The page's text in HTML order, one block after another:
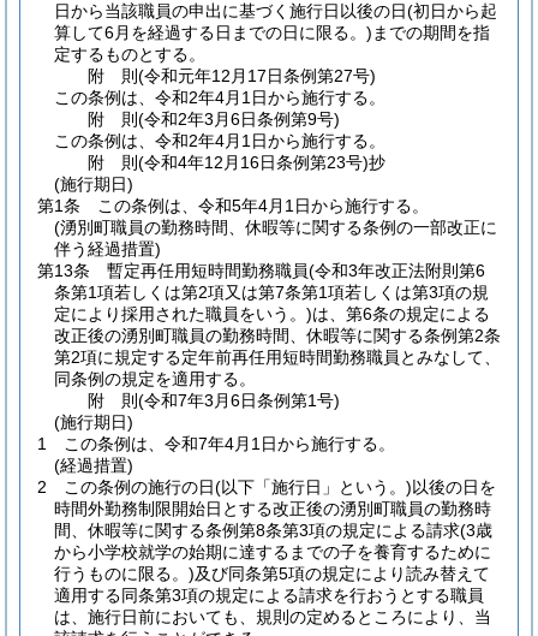
日から当該職員の申出に基づく施行日以後の日(初日から起
算して6月を経過する日までの日に限る。) までの期間を指
定するものとする。
附 則(令和元年12月17日条例第27号)
この条例は、令和2年4月1日から施行する。
附 則(令和2年3月6日条例第9号)
この条例は、令和2年4月1日から施行する。
附 則(令和4年12月16日条例第23号)抄
(施行期日)
第1条
この条例は、令和5年4月1日から施行する。
(湧別町職員の勤務時間、休暇等に関する条例の一部改正に
伴う経過措置)
第13条
暫定再任用短時間勤務職員(令和3年改正法附則第6
条第1項若しくは第2項又は第7条第1項若しくは第3項の規
定により採用された職員をいう。)は、第6条の規定による
改正後の湧別町職員の勤務時間、休暇等に関する条例第2条
第2項に規定する定年前再任用短時間勤務職員とみなして、
同条例の規定を適用する。
附 則(令和7年3月6日条例第1号)
(施行期日)
1
この条例は、令和7年4月1日から施行する。
(経過措置)
2
この条例の施行の日(以下「施行日」という。)以後の日を
時間外勤務制限開始日とする改正後の湧別町職員の勤務時
間、休暇等に関する条例第8条第3項の規定による請求(3歳
から小学校就学の始期に達するまでの子を養育するために
行うものに限る。)及び同条第5項の規定により読み替えて
適用する同条第3項の規定による請求を行おうとする職員
は、施行日前においても、規則の定めるところにより、当